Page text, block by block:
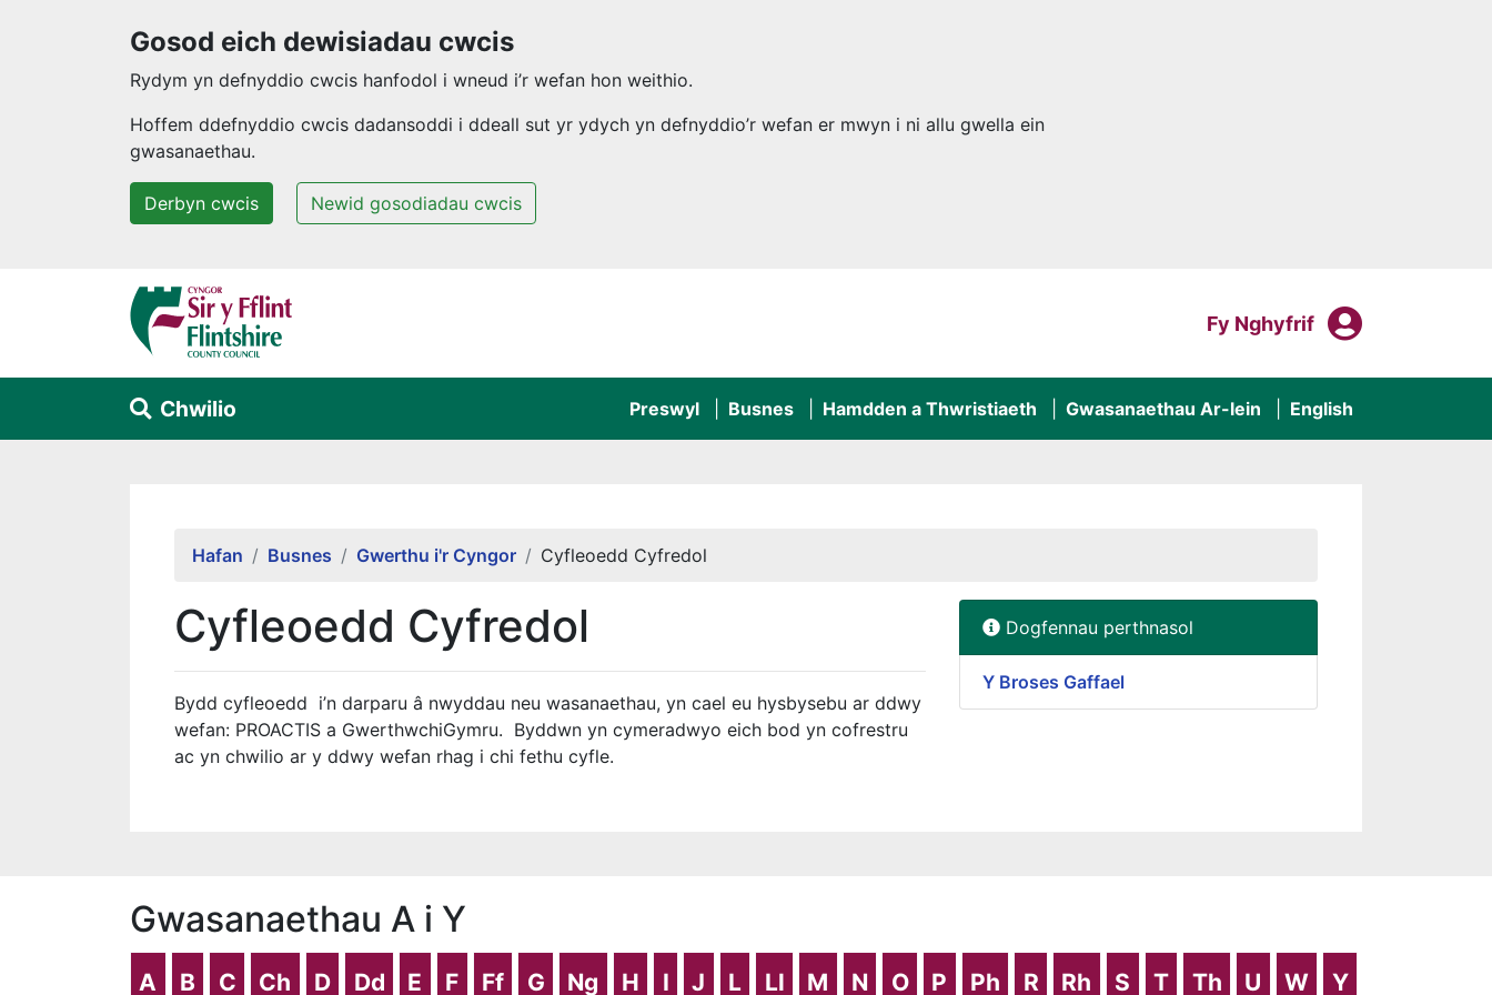
Gosod eich dewisiadau cwcis
Rydym yn defnyddio cwcis hanfodol i wneud i’r wefan hon weithio.
Hoffem ddefnyddio cwcis dadansoddi i ddeall sut yr ydych yn defnyddio’r wefan er mwyn i ni allu gwella ein
gwasanaethau.
Derbyn cwcis Newid gosodiadau cwcis
Neidio i'r prif gynnwys
Mewngofnodi I
Fy Nghyfrif Fy
Chwilio Preswyl Busnes Hamdden a Thwristiaeth Gwasanaethau Ar-lein English
Hafan Busnes Gwerthu i'r Cyngor Cyfleoedd Cyfredol
Cyfleoedd Cyfredol
Bydd cyfleoedd i’n darparu â nwyddau neu wasanaethau, yn cael eu hysbysebu ar ddwy
wefan: PROACTIS a GwerthwchiGymru. Byddwn yn cymeradwyo eich bod yn cofrestru
ac yn chwilio ar y ddwy wefan rhag i chi fethu cyfle.
Dogfennau perthnasol
Y Broses Gaffael
Gwasanaethau A i Y
A B C Ch D Dd E F Ff G Ng H I J L Ll M N O P Ph R Rh S T Th U W Y